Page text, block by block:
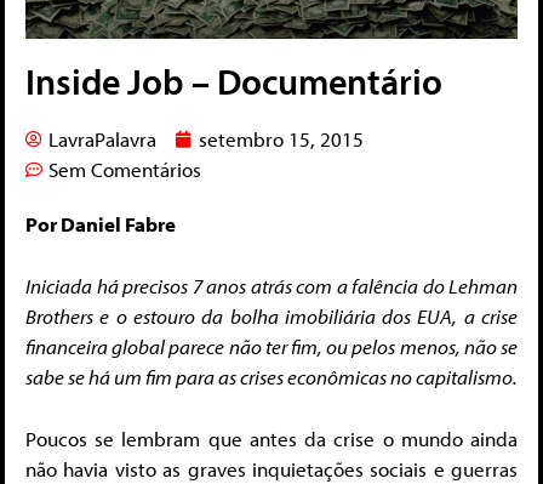
Inside Job – Documentário
LavraPalavra
setembro 15, 2015
Sem Comentários
Por Daniel Fabre
Iniciada há precisos 7 anos atrás com a falência do Lehman
Brothers e o estouro da bolha imobiliária dos EUA, a crise
financeira global parece não ter fim, ou pelos menos, não se
sabe se há um fim para as crises econômicas no capitalismo.
Poucos se lembram que antes da crise o mundo ainda
não havia visto as graves inquietações sociais e guerras